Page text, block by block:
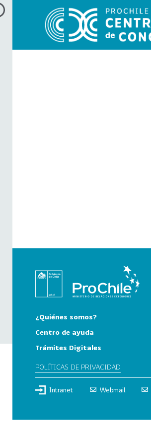
¿Quiénes somos?
Centro de ayuda
Trámites Digitales
POLÍTICAS DE PRIVACIDAD
Intranet Webmail